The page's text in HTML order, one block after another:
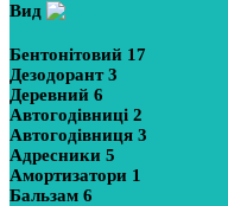
Вид
Бентонітовий 17
Дезодорант3
Деревний 6
Автогодівниці 2
Автогодівниця 3
Адресники 5
Амортизатори 1
Бальзам 6